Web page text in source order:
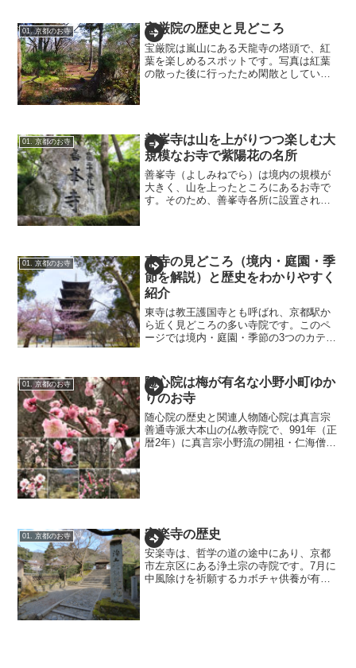
01. 京都のお寺 宝厳院の歴史と見どころ
宝厳院は嵐山にある天龍寺の塔頭で、紅
葉を楽しめるスポットです。写真は紅葉
の散った後に行ったため閑散としていま
01. 京都のお寺
善峯寺は山を上がりつつ楽しむ大
規模なお寺で紫陽花の名所
善峯寺（よしみねでら）は境内の規模が
大きく、山を上ったところにあるお寺で
す。そのため、善峯寺各所に設置された
があり、その規模も大きい...
01. 京都のお寺
東寺の見どころ（境内・庭園・季
節を解説）と歴史をわかりやすく
紹介
東寺は教王護国寺とも呼ばれ、京都駅か
ら近く見どころの多い寺院です。このペ
ージでは境内・庭園・季節の3つのカテゴ
寺を解説しています。1. 東寺の歴史と人
物東寺の歴史は空...
01. 京都のお寺
随心院は梅が有名な小野小町ゆか
りのお寺
随心院の歴史と関連人物随心院は真言宗
善通寺派大本山の仏教寺院で、991年（正
暦2年）に真言宗小野流の開祖・仁海僧正
01. 京都のお寺 安楽寺の歴史
安楽寺は、哲学の道の途中にあり、京都
市左京区にある浄土宗の寺院です。7月に
中風除けを祈願するカボチャ供養が有名